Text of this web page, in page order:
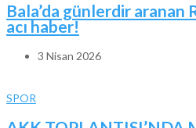
Bala’da günlerdir aranan
acı haber!
3 Nisan 2026
SPOR